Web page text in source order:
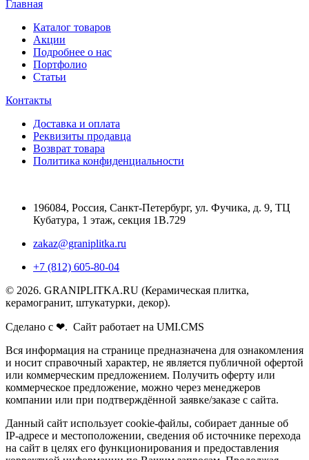
Главная
Каталог товаров
Акции
Подробнее о нас
Портфолио
Статьи
Контакты
Доставка и оплата
Реквизиты продавца
Возврат товара
Политика конфиденциальности
196084, Россия, Санкт-Петербург, ул. Фучика, д. 9, ТЦ
Кубатура, 1 этаж, секция 1В.729
zakaz@graniplitka.ru
+7 (812) 605-80-04
© 2026. GRANIPLITKA.RU (Керамическая плитка,
керамогранит, штукатурки, декор).
Сделано с ❤. Сайт работает на UMI.CMS
Вся информация на странице предназначена для ознакомления
и носит справочный характер, не является публичной офертой
или коммерческим предложением. Получить оферту или
коммерческое предложение, можно через менеджеров
компании или при подтверждённой заявке/заказе с сайта.
Данный сайт использует cookie-файлы, собирает данные об
IP-адресе и местоположении, сведения об источнике перехода
на сайт в целях его функционирования и предоставления